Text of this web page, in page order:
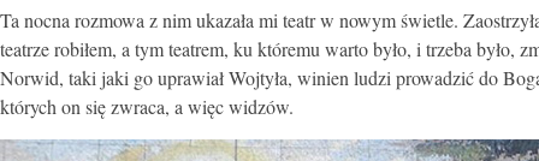
Ta nocna rozmowa z nim ukazała mi teatr w nowym świetle.
teatrze robiłem, a tym teatrem, ku któremu warto było, i trzeba było,
Norwid, taki jaki go uprawiał Wojtyła, winien ludzi prowadzić do
których on się zwraca, a więc widzów.